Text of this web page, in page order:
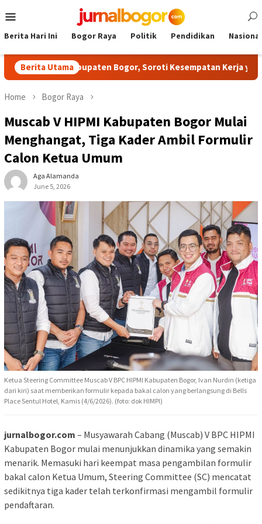
to
Menu
Berita Hari Ini Bogor Raya Politik Pendidikan Nasional
Berita Utama
Kabupaten Bogor, Soroti Kesempatan Kerja yang Setara
Home Bogor Raya
Muscab V HIPMI Kabupaten Bogor Mulai
Menghangat, Tiga Kader Ambil Formulir
Calon Ketua Umum
Aga Alamanda
June 5, 2026
Ketua Steering Committee Muscab V BPC HIPMI Kabupaten Bogor, Ivan Nurdin (ketiga
dari kiri) saat memberikan formulir kepada bakal calon yang berlangsung di Bells
Place Sentul Hotel, Kamis (4/6/2026). (foto: dok HIMPI)
jurnalbogor.com – Musyawarah Cabang (Muscab) V BPC HIPMI
Kabupaten Bogor mulai menunjukkan dinamika yang semakin
menarik. Memasuki hari keempat masa pengambilan formulir
bakal calon Ketua Umum, Steering Committee (SC) mencatat
sedikitnya tiga kader telah terkonfirmasi mengambil formulir
pendaftaran.